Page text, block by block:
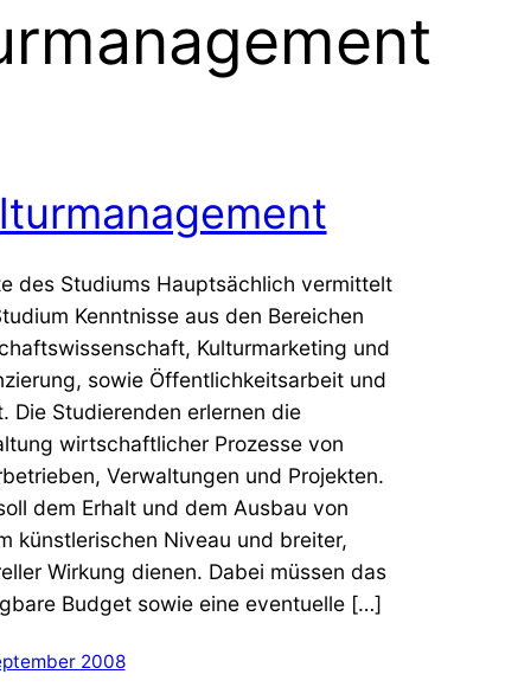
des Studiums Hauptsächlich vermittelt
Kenntnisse aus den Bereichen
Kulturmarketing und
sowie Öffentlichkeitsarbeit und
Die Studierenden erlernen die
wirtschaftlicher Prozesse von
Verwaltungen und Projekten.
dem Erhalt und dem Ausbau von
künstlerischen Niveau und breiter,
Wirkung dienen. Dabei müssen das
Budget sowie eine eventuelle […]
2008